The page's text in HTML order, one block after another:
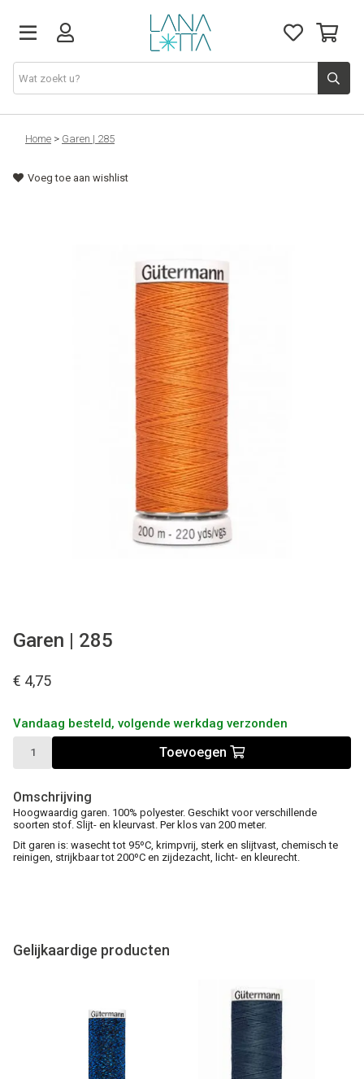
Stoffen
Fournituren
Home > Garen | 285
Voeg toe aan wishlist
Garen | 285
€ 4,75
Vandaag besteld, volgende werkdag verzonden
Toevoegen
Omschrijving
Hoogwaardig garen. 100% polyester. Geschikt voor verschillende
soorten stof. Slijt- en kleurvast. Per klos van 200 meter.
Dit garen is: wasecht tot 95ºC, krimpvrij, sterk en slijtvast, chemisch te
reinigen, strijkbaar tot 200ºC en zijdezacht, licht- en kleurecht.
Gelijkaardige producten